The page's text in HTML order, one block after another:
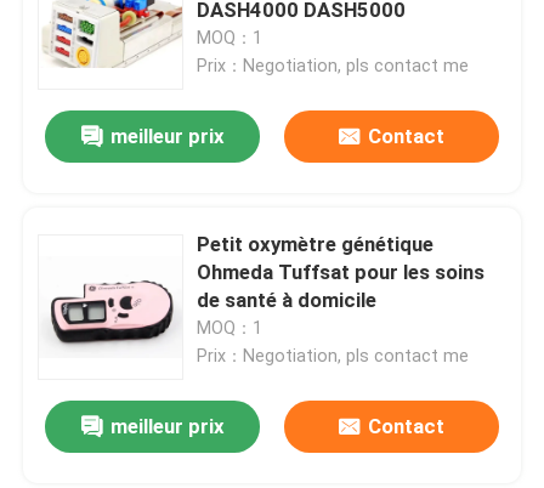
DASH4000 DASH5000
MOQ：1
Prix：Negotiation, pls contact me
meilleur prix Contact
Petit oxymètre génétique
Ohmeda Tuffsat pour les soins
de santé à domicile
MOQ：1
Prix：Negotiation, pls contact me
meilleur prix Contact